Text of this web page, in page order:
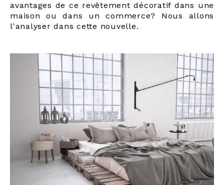
avantages de ce revêtement décoratif dans une
maison ou dans un commerce? Nous allons
l'analyser dans cette nouvelle.